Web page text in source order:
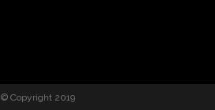
© Copyright 2019